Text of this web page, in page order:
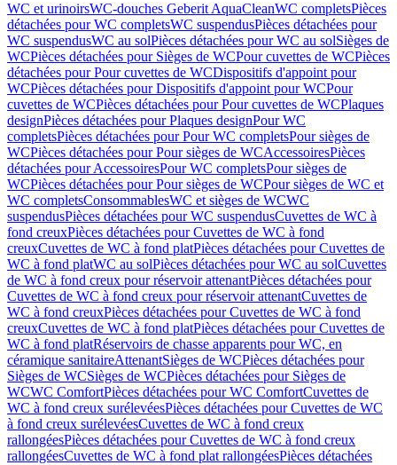
WC et urinoirsWC-douches Geberit AquaCleanWC completsPièces
détachées pour WC completsWC suspendusPièces détachées pour
WC suspendusWC au solPièces détachées pour WC au solSièges de
WCPièces détachées pour Sièges de WCPour cuvettes de WCPièces
détachées pour Pour cuvettes de WCDispositifs d'appoint pour
WCPièces détachées pour Dispositifs d'appoint pour WCPour
cuvettes de WCPièces détachées pour Pour cuvettes de WCPlaques
designPièces détachées pour Plaques designPour WC
completsPièces détachées pour Pour WC completsPour sièges de
WCPièces détachées pour Pour sièges de WCAccessoiresPièces
détachées pour AccessoiresPour WC completsPour sièges de
WCPièces détachées pour Pour sièges de WCPour sièges de WC et
WC completsConsommablesWC et sièges de WCWC
suspendusPièces détachées pour WC suspendusCuvettes de WC à
fond creuxPièces détachées pour Cuvettes de WC à fond
creuxCuvettes de WC à fond platPièces détachées pour Cuvettes de
WC à fond platWC au solPièces détachées pour WC au solCuvettes
de WC à fond creux pour réservoir attenantPièces détachées pour
Cuvettes de WC à fond creux pour réservoir attenantCuvettes de
WC à fond creuxPièces détachées pour Cuvettes de WC à fond
creuxCuvettes de WC à fond platPièces détachées pour Cuvettes de
WC à fond platRéservoirs de chasse apparents pour WC, en
céramique sanitaireAttenantSièges de WCPièces détachées pour
Sièges de WCSièges de WCPièces détachées pour Sièges de
WCWC ComfortPièces détachées pour WC ComfortCuvettes de
WC à fond creux surélevéesPièces détachées pour Cuvettes de WC
à fond creux surélevéesCuvettes de WC à fond creux
rallongéesPièces détachées pour Cuvettes de WC à fond creux
rallongéesCuvettes de WC à fond plat rallongéesPièces détachées